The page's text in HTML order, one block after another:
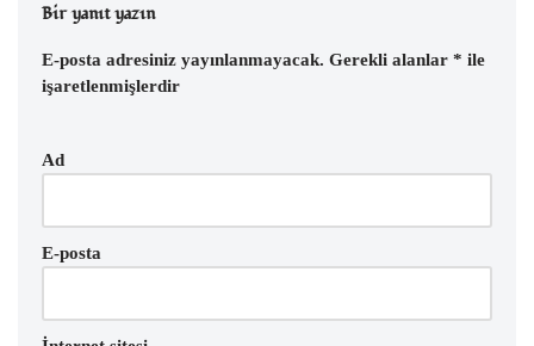
Bir yanıt yazın
E-posta adresiniz yayınlanmayacak. Gerekli alanlar * ile
işaretlenmişlerdir
Ad
E-posta